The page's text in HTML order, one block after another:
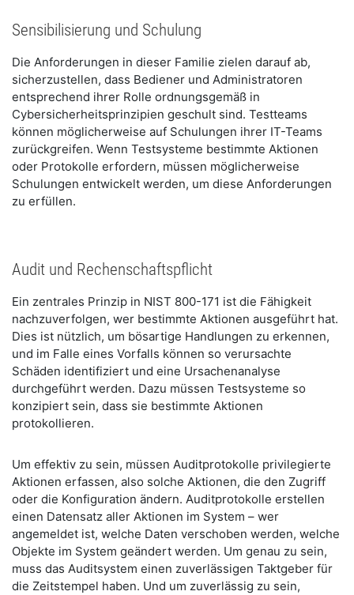
Sensibilisierung und Schulung
Die Anforderungen in dieser Familie zielen darauf ab,
sicherzustellen, dass Bediener und Administratoren
entsprechend ihrer Rolle ordnungsgemäß in
Cybersicherheitsprinzipien geschult sind. Testteams
können möglicherweise auf Schulungen ihrer IT-Teams
zurückgreifen. Wenn Testsysteme bestimmte Aktionen
oder Protokolle erfordern, müssen möglicherweise
Schulungen entwickelt werden, um diese Anforderungen
zu erfüllen.
Audit und Rechenschaftspflicht
Ein zentrales Prinzip in NIST 800-171 ist die Fähigkeit
nachzuverfolgen, wer bestimmte Aktionen ausgeführt hat.
Dies ist nützlich, um bösartige Handlungen zu erkennen,
und im Falle eines Vorfalls können so verursachte
Schäden identifiziert und eine Ursachenanalyse
durchgeführt werden. Dazu müssen Testsysteme so
konzipiert sein, dass sie bestimmte Aktionen
protokollieren.
Um effektiv zu sein, müssen Auditprotokolle privilegierte
Aktionen erfassen, also solche Aktionen, die den Zugriff
oder die Konfiguration ändern. Auditprotokolle erstellen
einen Datensatz aller Aktionen im System – wer
angemeldet ist, welche Daten verschoben werden, welche
Objekte im System geändert werden. Um genau zu sein,
muss das Auditsystem einen zuverlässigen Taktgeber für
die Zeitstempel haben. Und um zuverlässig zu sein,